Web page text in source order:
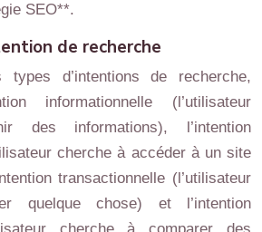
SEO**.
de recherche
d’intentions de recherche,
informationnelle (l’utilisateur
des informations), l’intention
cherche à accéder à un site
transactionnelle (l’utilisateur
quelque chose) et l’intention